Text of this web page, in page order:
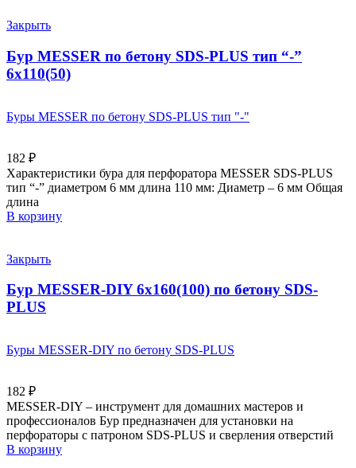
Закрыть
Бур MESSER по бетону SDS-PLUS тип “-”
6х110(50)
Буры MESSER по бетону SDS-PLUS тип "-"
182 ₽
Характеристики бура для перфоратора MESSER SDS-PLUS
тип “-” диаметром 6 мм длина 110 мм: Диаметр – 6 мм Общая
длина
В корзину
Закрыть
Бур MESSER-DIY 6х160(100) по бетону SDS-
PLUS
Буры MESSER-DIY по бетону SDS-PLUS
182 ₽
MESSER-DIY – инструмент для домашних мастеров и
профессионалов Бур предназначен для установки на
перфораторы с патроном SDS-PLUS и сверления отверстий
В корзину